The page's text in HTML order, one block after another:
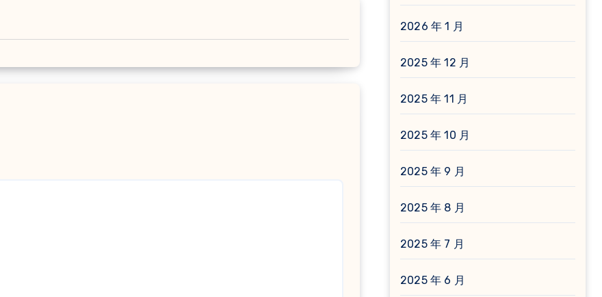
2026 年 1 月
2025 年 12 月
2025 年 11 月
2025 年 10 月
2025 年 9 月
2025 年 8 月
2025 年 7 月
2025 年 6 月